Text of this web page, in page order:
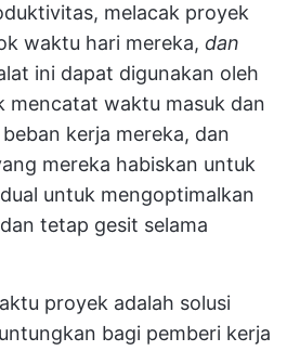
melacak proyek
waktu hari mereka, dan
ini dapat digunakan oleh
mencatat waktu masuk dan
kerja mereka, dan
mereka habiskan untuk
untuk mengoptimalkan
tetap gesit selama
proyek adalah solusi
bagi pemberi kerja